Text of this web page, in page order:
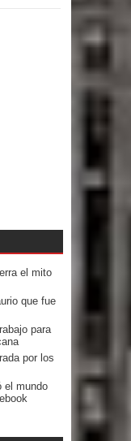
el mito
que fue
para
por los
el mundo